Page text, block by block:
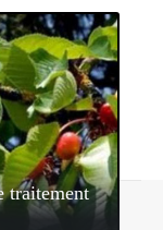
traitement
Sitemap